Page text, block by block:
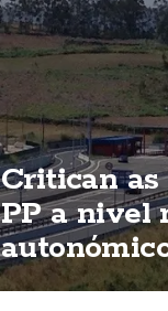
Critican
PP a nivel
de